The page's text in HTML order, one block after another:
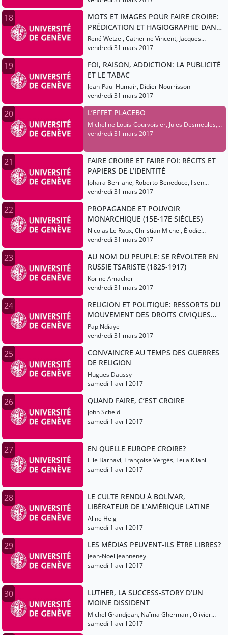
18
MOTS ET IMAGES POUR FAIRE CROIRE:
PRÉDICATION ET HAGIOGRAPHIE DANS
L’OCCIDENT MÉDIÉVAL
René Wetzel, Catherine Vincent, Jacques
Berlioz
vendredi 31 mars 2017
19
FOI, RAISON, ADDICTION: LA PUBLICITÉ
ET LE TABAC
Jean-Paul Humair, Didier Nourrisson
vendredi 31 mars 2017
20 L’EFFET PLACEBO
Micheline Louis-Courvoisier, Jules Desmeules,
Eric Bonvin
vendredi 31 mars 2017
21
FAIRE CROIRE ET FAIRE FOI: RÉCITS ET
PAPIERS DE L’IDENTITÉ
Johara Berriane, Roberto Beneduce, Ilsen
About
vendredi 31 mars 2017
22
PROPAGANDE ET POUVOIR
MONARCHIQUE (15E-17E SIÈCLES)
Nicolas Le Roux, Christian Michel, Élodie
Lecuppre-Desjardin
vendredi 31 mars 2017
23
AU NOM DU PEUPLE: SE RÉVOLTER EN
RUSSIE TSARISTE (1825-1917)
Korine Amacher
vendredi 31 mars 2017
24
RELIGION ET POLITIQUE: RESSORTS DU
MOUVEMENT DES DROITS CIVIQUES
AUX ÉTATS-UNIS?
Pap Ndiaye
vendredi 31 mars 2017
25
CONVAINCRE AU TEMPS DES GUERRES
DE RELIGION
Hugues Daussy
samedi 1 avril 2017
26 QUAND FAIRE, C’EST CROIRE
John Scheid
samedi 1 avril 2017
27 EN QUELLE EUROPE CROIRE?
Elie Barnavi, Françoise Vergès, Leïla Kilani
samedi 1 avril 2017
28
LE CULTE RENDU À BOLÍVAR,
LIBÉRATEUR DE L’AMÉRIQUE LATINE
Aline Helg
samedi 1 avril 2017
29 LES MÉDIAS PEUVENT-ILS ÊTRE LIBRES?
Jean-Noël Jeanneney
samedi 1 avril 2017
30
LUTHER, LA SUCCESS-STORY D’UN
MOINE DISSIDENT
Michel Grandjean, Naïma Ghermani, Olivier
Christin
samedi 1 avril 2017